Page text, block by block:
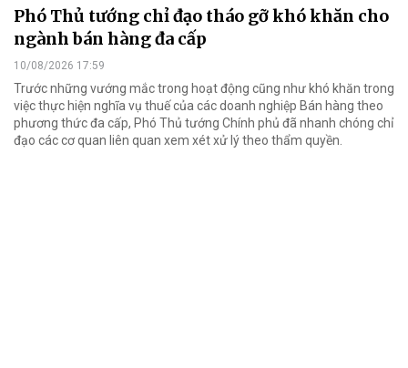
Phó Thủ tướng chỉ đạo tháo gỡ khó khăn cho
ngành bán hàng đa cấp
10/08/2026 17:59
Trước những vướng mắc trong hoạt động cũng như khó khăn trong
việc thực hiện nghĩa vụ thuế của các doanh nghiệp Bán hàng theo
phương thức đa cấp, Phó Thủ tướng Chính phủ đã nhanh chóng chỉ
đạo các cơ quan liên quan xem xét xử lý theo thẩm quyền.